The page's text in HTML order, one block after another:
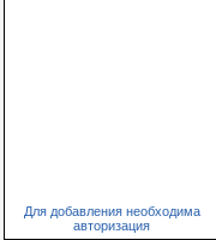
Для добавления необходима
авторизация